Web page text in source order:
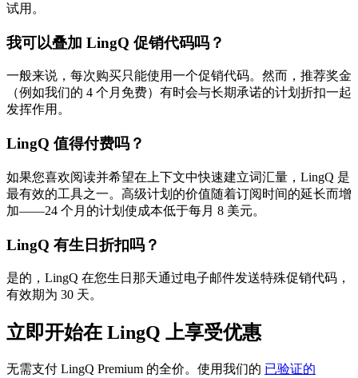
试用。
我可以叠加 LingQ 促销代码吗？
一般来说，每次购买只能使用一个促销代码。然而，推荐奖金
（例如我们的 4 个月免费）有时会与长期承诺的计划折扣一起
发挥作用。
LingQ 值得付费吗？
如果您喜欢阅读并希望在上下文中快速建立词汇量，LingQ 是
最有效的工具之一。高级计划的价值随着订阅时间的延长而增
加——24 个月的计划使成本低于每月 8 美元。
LingQ 有生日折扣吗？
是的，LingQ 在您生日那天通过电子邮件发送特殊促销代码，
有效期为 30 天。
立即开始在 LingQ 上享受优惠
无需支付 LingQ Premium 的全价。使用我们的 已验证的